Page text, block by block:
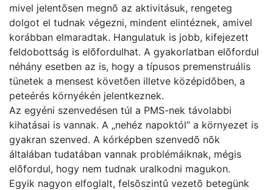
mivel jelentõsen megnõ az aktivitásuk, rengeteg
dolgot el tudnak végezni, mindent elintéznek, amivel
korábban elmaradtak. Hangulatuk is jobb, kifejezett
feldobottság is elõfordulhat. A gyakorlatban elõfordul
néhány esetben az is, hogy a típusos premenstruális
tünetek a mensest követõen illetve középidõben, a
peteérés környékén jelentkeznek.
Az egyéni szenvedésen túl a PMS-nek távolabbi
kihatásai is vannak. A „nehéz napoktól” a környezet is
gyakran szenved. A kórképben szenvedõ nõk
általában tudatában vannak problémáiknak, mégis
elõfordul, hogy nem tudnak uralkodni magukon.
Egyik nagyon elfoglalt, felsõszintû vezetõ betegünk